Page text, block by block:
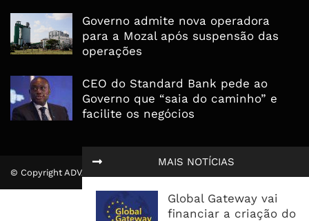
MAIS NOTÍCIAS
Global Gateway vai
financiar a criação do
Governo admite nova operadora
para a Mozal após suspensão das
operações
CEO do Standard Bank pede ao
Governo que “saia do caminho” e
facilite os negócios
© Copyright ADVALUE. Todos Direitos Reservados.